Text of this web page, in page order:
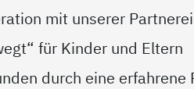
mit unserer
für Kinder und Eltern
durch eine erfahrene